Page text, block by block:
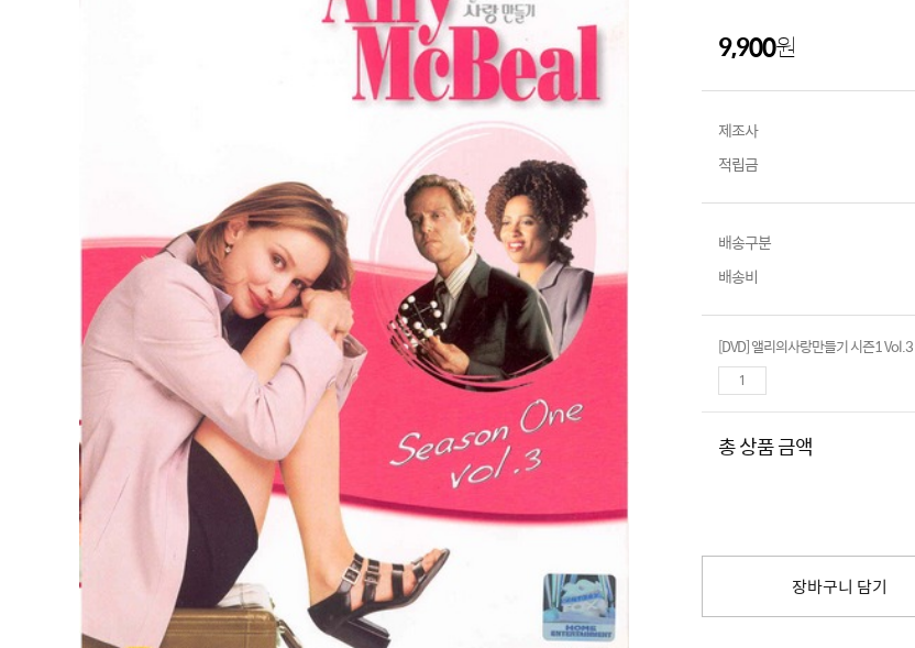
9,900원
제조사
적립금
배송구분
배송비
총 상품 금액
장바구니 담기